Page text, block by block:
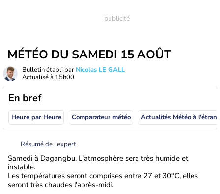
MÉTÉO DU SAMEDI 15 AOÛT
Bulletin établi par Nicolas LE GALL
Actualisé à 15h00
En bref
Heure par Heure Comparateur météo
Résumé de l’expert
Samedi à Dagangbu, L'atmosphère sera très humide et
instable.
Les températures seront comprises entre 27 et 30°C, elles
seront très chaudes l'après-midi.